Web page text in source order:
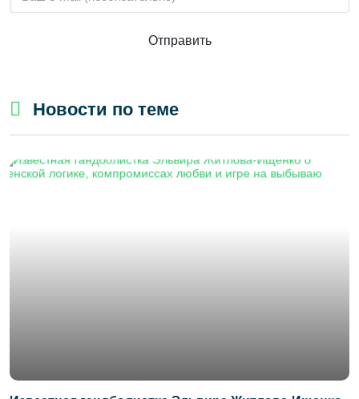
Отправить
Новости по теме